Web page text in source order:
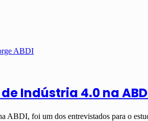
Indústria 4.0 na
ABDI, foi um dos entrevistados para o